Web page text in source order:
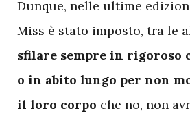
Dunque, nelle ultime
Miss è stato imposto, tra le
sfilare sempre in rigoroso
o in abito lungo per non
il loro corpo che no, non